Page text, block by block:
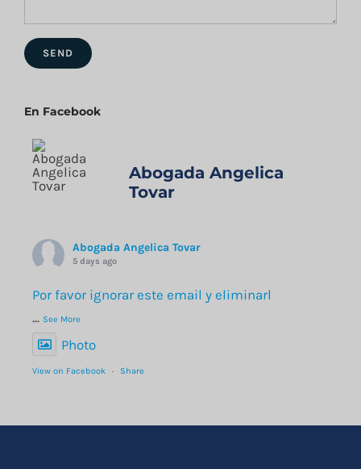
En Facebook
Abogada Angelica
Tovar
Abogada Angelica Tovar
5 days ago
Por favor ignorar este email y eliminarl
... See More
Photo
View on Facebook · Share